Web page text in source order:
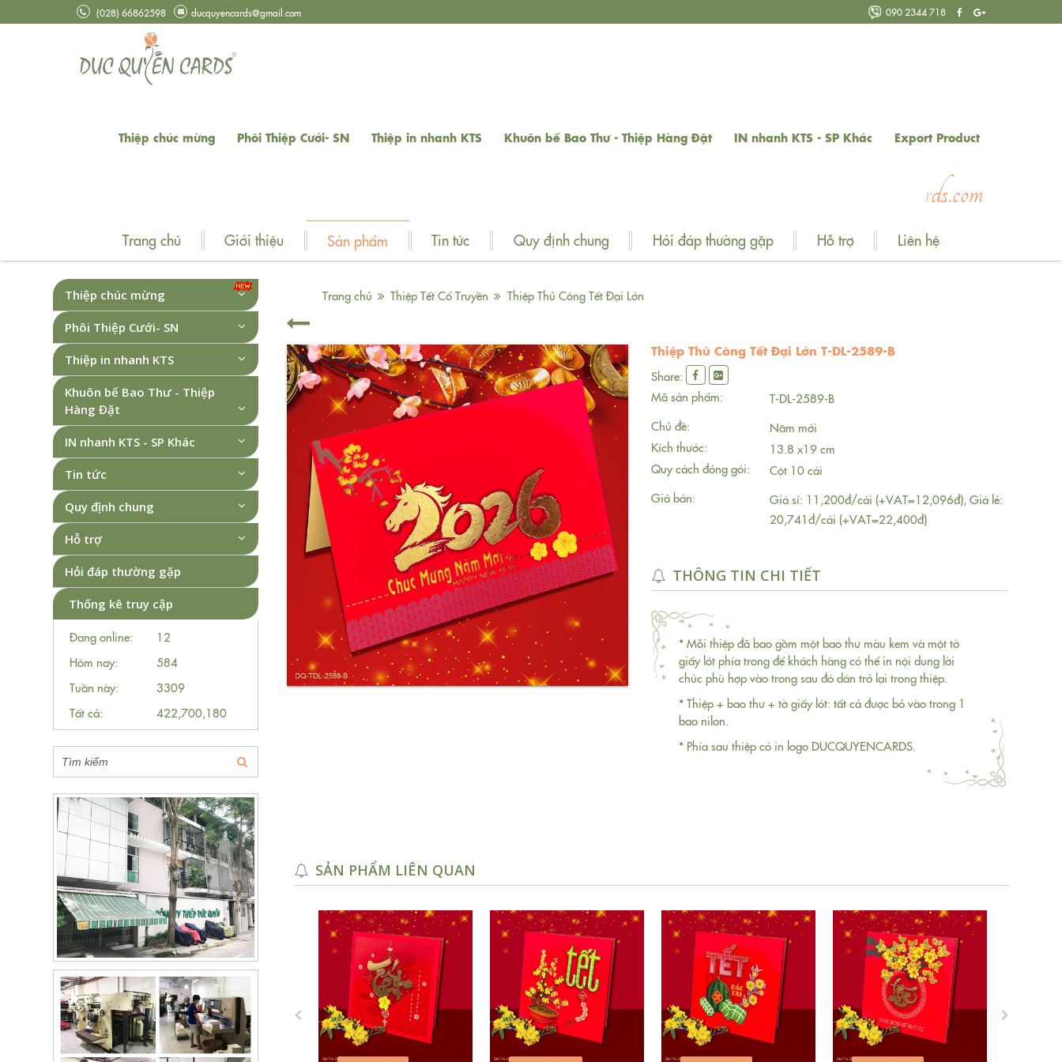
(028) 66862598 ducquyencards@gmail.com 090 2344 718
Thiệp chúc mừng Phôi Thiệp Cưới- SN Thiệp in nhanh KTS Khuôn bế Bao Thư - Thiệp Hàng Đặt IN nhanh KTS - SP Khác Export Product
om
Trang chủ Giới thiệu Sản phẩm Tin tức Quy định chung Hỏi đáp thường gặp Hỗ trợ Liên hệ
Trang chủ Thiệp Tết Cổ Truyền Thiệp Thủ Công Tết Đại Lớn
Thiệp Thủ Công Tết Đại Lớn T-DL-2589-B
Share:
Mã sản phẩm:
T-DL-2589-B
Chủ đề:
Năm mới
Kích thước:
13.8 x19 cm
Quy cách đóng gói:
Cột 10 cái
Giá bán:
Giá sỉ: 11,200đ/cái (+VAT=12,096đ), Giá lẻ:
20,741đ/cái (+VAT=22,400đ)
THÔNG TIN CHI TIẾT
* Mỗi thiệp đã bao gồm một bao thư màu kem và một tờ
giấy lót phía trong để khách hàng có thể in nội dung lời
chúc phù hợp vào trong sau đó dán trở lại trong thiệp.
* Thiệp + bao thư + tờ giấy lót: tất cả được bỏ vào trong 1
bao nilon.
* Phía sau thiệp có in logo DUCQUYENCARDS.
SẢN PHẨM LIÊN QUAN
Thiệp chúc mừng
Phôi Thiệp Cưới- SN
Thiệp in nhanh KTS
Khuôn bế Bao Thư - Thiệp
Hàng Đặt
IN nhanh KTS - SP Khác
Tin tức
Quy định chung
Hỗ trợ
Hỏi đáp thường gặp
Thống kê truy cập
Đang online:
12
Hôm nay:
584
Tuần này:
3309
Tất cả:
422,700,180